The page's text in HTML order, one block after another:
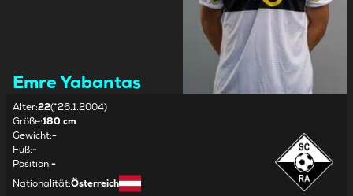
Emre Yabantas
Alter:22(*26.1.2004)
Größe:180 cm
Gewicht:-
Fuß:-
Position:-
Nationalität:Österreich